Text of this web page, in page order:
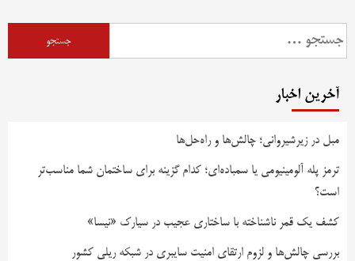
جستجو
برای:
آخرین اخبار
مبل در زیرشیروانی؛ چالش‌ها و راه‌حل‌ها
ترمز پله آلومینیومی یا سمباده‌ای؛ کدام گزینه برای ساختمان شما مناسب‌تر
است؟
کشف یک قمر ناشناخته با ساختاری عجیب در سیارک «نیسا»
بررسی چالش‌ها و لزوم ارتقای امنیت سایبری در شبکه ریلی کشور